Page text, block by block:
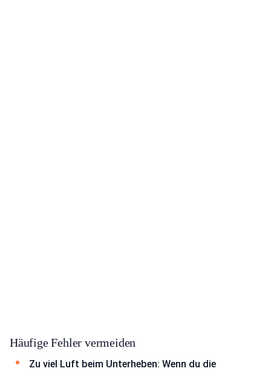
Häufige Fehler vermeiden
Zu viel Luft beim Unterheben: Wenn du die